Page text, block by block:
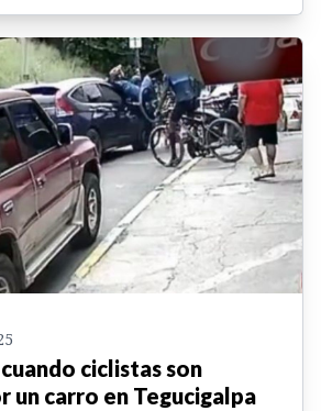
ciclistas son
un carro en Tegucigalpa